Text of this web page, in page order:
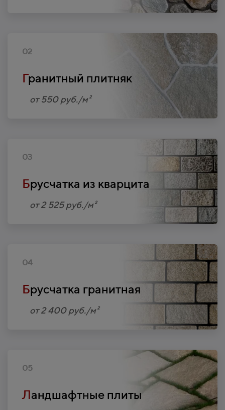
02
Гранитный плитняк
от 550 руб./м²
03
Брусчатка из кварцита
от 2 525 руб./м²
04
Брусчатка гранитная
от 2 400 руб./м²
05
Ландшафтные плиты